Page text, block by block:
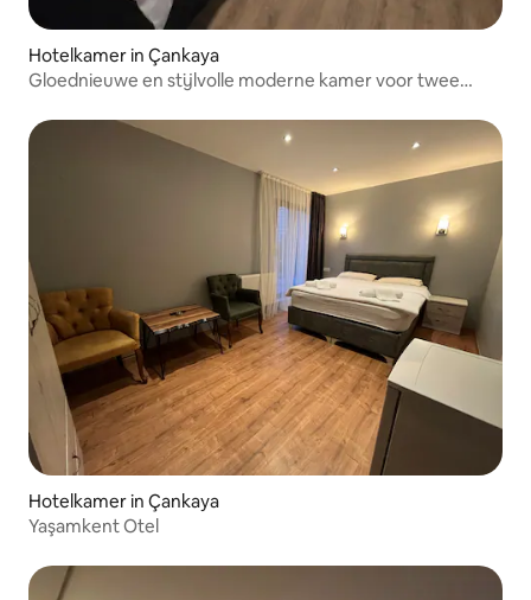
Hotelkamer in Çankaya
Gloednieuwe en stijlvolle moderne kamer voor twee
Hotelkamer in Çankaya
Yaşamkent Otel